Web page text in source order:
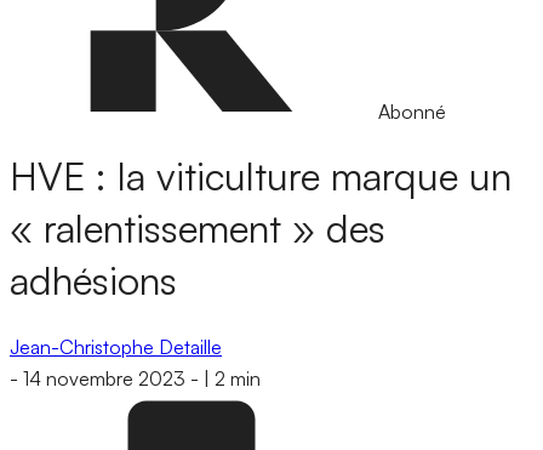
Abonné
HVE : la viticulture marque un
« ralentissement » des
adhésions
Jean-Christophe Detaille
- 14 novembre 2023 - 2 min